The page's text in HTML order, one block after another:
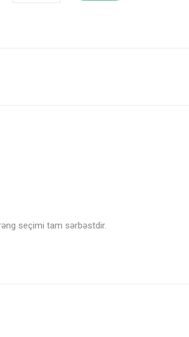
seçimi tam sərbəstdir.